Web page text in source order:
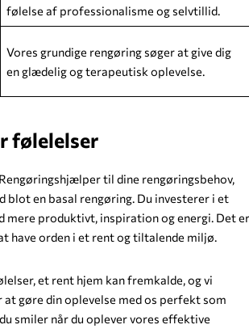
følelse af professionalisme og selvtillid.
Vores grundige rengøring søger at give dig
en glædelig og terapeutisk oplevelse.
følelelser
til dine rengøringsbehov,
blot en basal rengøring. Du investerer i et
mere produktivt, inspiration og energi. Det er
have orden i et rent og tiltalende miljø.
et rent hjem kan fremkalde, og vi
gøre din oplevelse med os perfekt som
smiler når du oplever vores effektive